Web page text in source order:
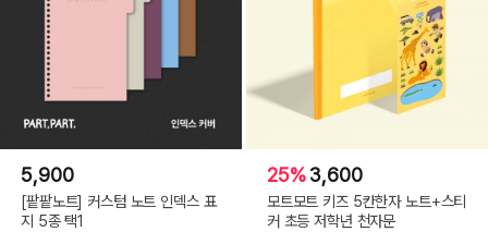
5,900
[팥팥노트] 커스텀 노트 인덱스 표
지 5종 택1
25%3,600
모트모트 키즈 5칸한자 노트+스티
커 초등 저학년 천자문